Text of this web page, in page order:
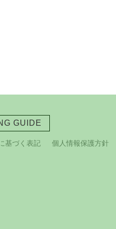
GUIDE
基づく表記 個人情報保護方針